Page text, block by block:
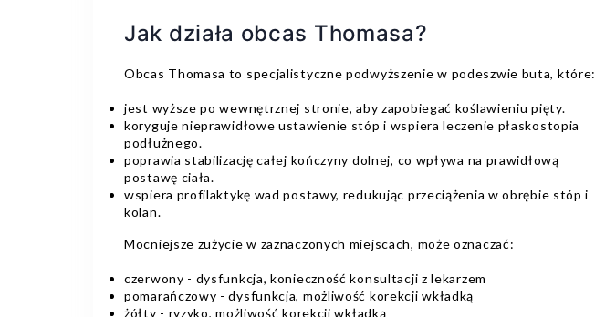
Jak działa obcas Thomasa?
Obcas Thomasa to specjalistyczne podwyższenie w podeszwie buta, które:
jest wyższe po wewnętrznej stronie, aby zapobiegać koślawieniu pięty.
koryguje nieprawidłowe ustawienie stóp i wspiera leczenie płaskostopia
podłużnego.
poprawia stabilizację całej kończyny dolnej, co wpływa na prawidłową
postawę ciała.
wspiera profilaktykę wad postawy, redukując przeciążenia w obrębie stóp i
kolan.
Mocniejsze zużycie w zaznaczonych miejscach, może oznaczać:
czerwony - dysfunkcja, konieczność konsultacji z lekarzem
pomarańczowy - dysfunkcja, możliwość korekcji wkładką
żółty - ryzyko, możliwość korekcji wkładką